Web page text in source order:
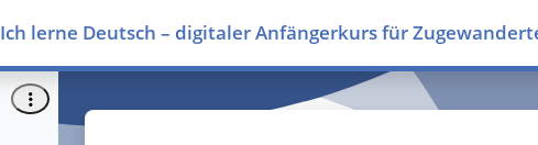
Ich lerne Deutsch – digitaler Anfängerkurs für